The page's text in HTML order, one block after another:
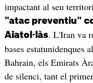
impactant al seu
"atac preventiu"
Aiatol·làs. L'Iran va
bases estatunidenques
Bahrain, els Emirats
de silenci, tant el